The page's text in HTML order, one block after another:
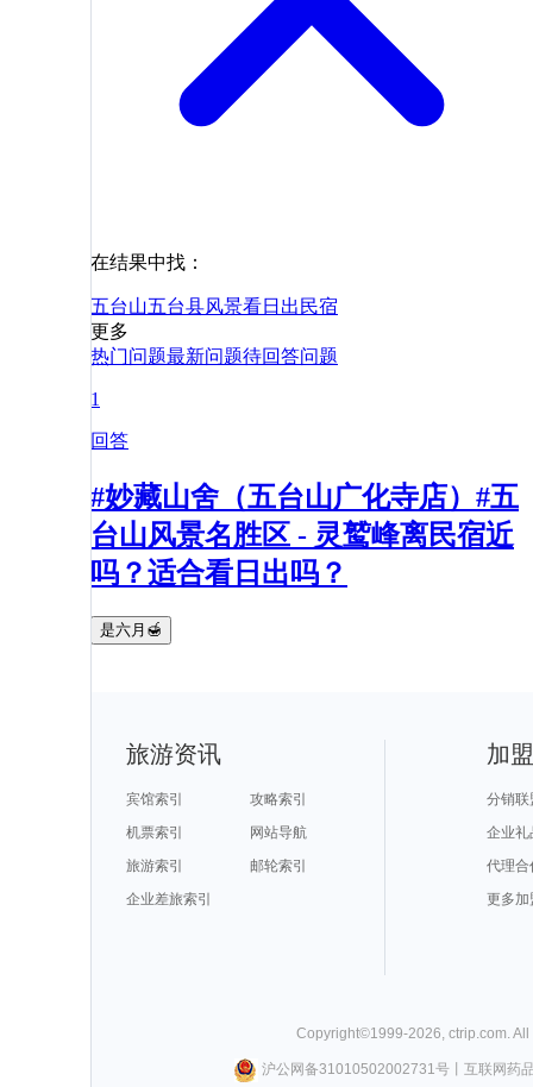
在结果中找：
五台山五台县风景看日出 民宿
更多
热门问题最新问题待回答问题
1
回答
#妙藏山舍（五台山广化寺店）#五
台山风景名胜区 - 灵鹫峰离民宿近
吗？适合看日出吗？
是六月🍯
旅游资讯
宾馆索引
攻略索引
机票索引
网站导航
旅游索引
邮轮索引
企业差旅索引
加
分销联
企业礼
代理合
更多加
Copyright©1999-2026 ctrip.com .
沪公网备31010502002731号丨 互联网药